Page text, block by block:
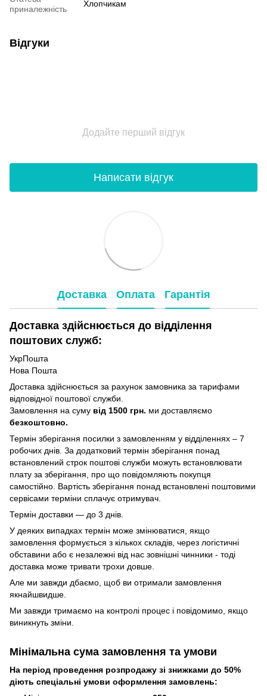
приналежність
Хлопчикам
Відгуки
Додайте перший відгук
Написати відгук
Доставка Оплата Гарантія
Доставка здійснюється до відділення
поштових служб:
УкрПошта
Нова Пошта
Доставка здійснюється за рахунок замовника за тарифами
відповідної поштової служби.
Замовлення на суму від 1500 грн. ми доставляємо
безкоштовно.
Термін зберігання посилки з замовленням у відділеннях – 7
робочих днів. За додатковий термін зберігання понад
встановлений строк поштові служби можуть встановлювати
плату за зберігання, про що повідомляють покупця
самостійно. Вартість зберігання понад вcтановлені поштовими
сервісами терміни сплачує отримувач.
Термін доставки — до 3 днів.
У деяких випадках термін може змінюватися, якщо
замовлення формується з кількох складів, через логістичні
обставини або є незалежні від нас зовнішні чинники - тоді
доставка може тривати трохи довше.
Але ми завжди дбаємо, щоб ви отримали замовлення
якнайшвидше.
Ми завжди тримаємо на контролі процес і повідомимо, якщо
виникнуть зміни.
Мінімальна сума замовлення та умови
На період проведення розпродажу зі знижками до 50%
діють спеціальні умови оформлення замовлень: